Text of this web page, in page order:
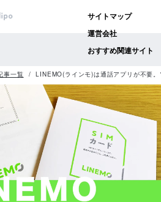
サイトマップ
運営会社
おすすめ関連サイト
事一覧 LINEMO(ラインモ)は通話アプリが不要